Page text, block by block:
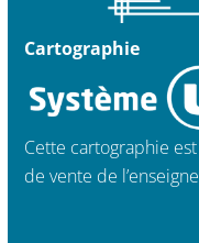
Cartographie
Cette cartographie
de vente de